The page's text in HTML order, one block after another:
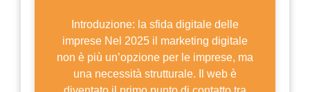
Introduzione: la sfida digitale delle
imprese Nel 2025 il marketing digitale
non è più un’opzione per le imprese, ma
una necessità strutturale. Il web è